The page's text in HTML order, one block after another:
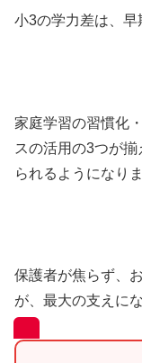
小3の学力差は、早
家庭学習の習慣化
スの活用の3つが
られるようになりま
保護者が焦らず、
が、最大の支えに